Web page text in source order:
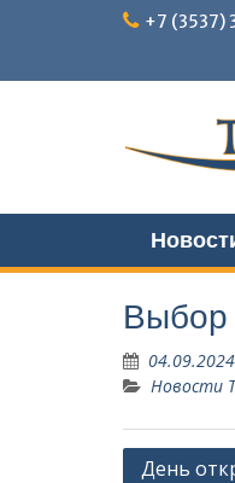
+7 (3537)
Выбор
04.09.2024
Новости
День